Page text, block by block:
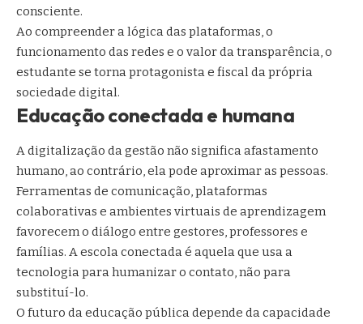
consciente.
Ao compreender a lógica das plataformas, o
funcionamento das redes e o valor da transparência, o
estudante se torna protagonista e fiscal da própria
sociedade digital.
Educação conectada e humana
A digitalização da gestão não significa afastamento
humano, ao contrário, ela pode aproximar as pessoas.
Ferramentas de comunicação, plataformas
colaborativas e ambientes virtuais de aprendizagem
favorecem o diálogo entre gestores, professores e
famílias. A escola conectada é aquela que usa a
tecnologia para humanizar o contato, não para
substituí-lo.
O futuro da educação pública depende da capacidade